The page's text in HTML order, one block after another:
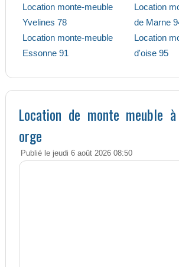
Location monte-meuble
Yvelines 78
Location monte-meuble
Essonne 91
Location
de Marne
Location
d'oise 95
Location de monte meuble à
orge
Publié le jeudi 6 août 2026 08:50